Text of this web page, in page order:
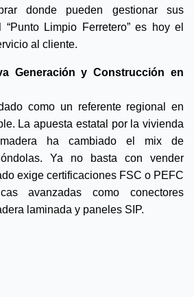
donde pueden gestionar sus
Limpio Ferretero” es hoy el
al cliente.
Generación y Construcción en
como un referente regional en
La apuesta estatal por la vivienda
ha cambiado el mix de
Ya no basta con vender
exige certificaciones FSC o PEFC
avanzadas como conectores
laminada y paneles SIP.